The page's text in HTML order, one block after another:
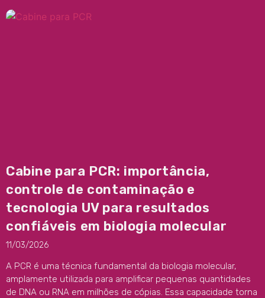
Cabine para PCR: importância,
controle de contaminação e
tecnologia UV para resultados
confiáveis em biologia molecular
11/03/2026
A PCR é uma técnica fundamental da biologia molecular,
amplamente utilizada para amplificar pequenas quantidades
de DNA ou RNA em milhões de cópias. Essa capacidade torna